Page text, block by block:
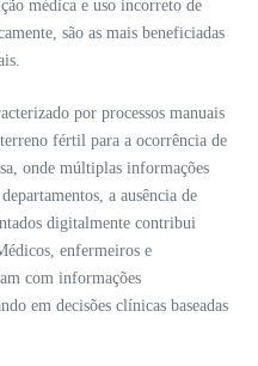
médica e uso incorreto de
são as mais beneficiadas
por processos manuais
fértil para a ocorrência de
onde múltiplas informações
a ausência de
digitalmente contribui
enfermeiros e
com informações
em decisões clínicas baseadas